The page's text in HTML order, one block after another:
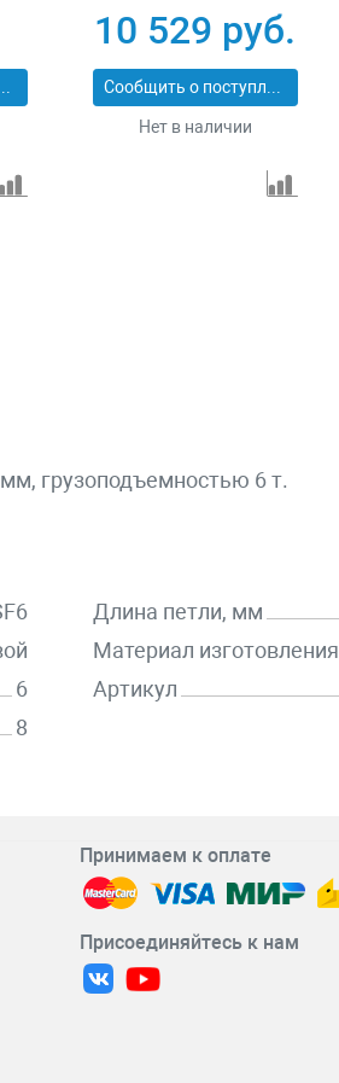
поступлении
43559-10-6
10 529 руб.
Сообщить о поступлении
Нет в наличии
грузоподъемностью 6 т.
6
8
Длина петли, мм
Материал изготовления
Артикул
Принимаем к оплате
Присоединяйтесь к нам